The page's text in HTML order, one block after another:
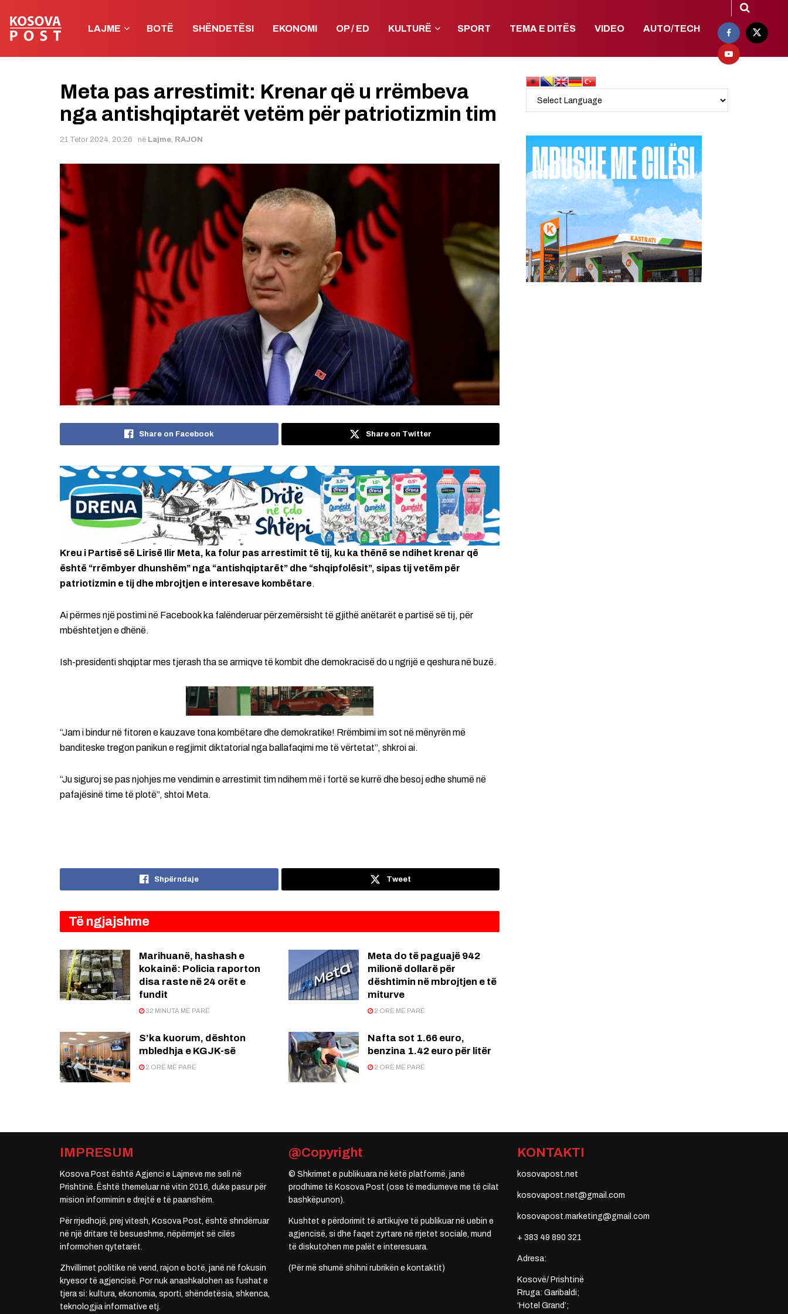
LAJME BOTË SHËNDETËSI EKONOMI OP / ED KULTURË SPORT TEMA E DITËS VIDEO AUTO/TECH
Meta pas arrestimit: Krenar që u rrëmbeva
nga antishqiptarët vetëm për patriotizmin tim
21 Tetor 2024, 20:26 në Lajme, RAJON
Share on Facebook Share on Twitter
Kreu i Partisë së Lirisë Ilir Meta, ka folur pas arrestimit të tij, ku ka thënë se ndihet krenar që
është “rrëmbyer dhunshëm” nga “antishqiptarët” dhe “shqipfolësit”, sipas tij vetëm për
patriotizmin e tij dhe mbrojtjen e interesave kombëtare.
Ai përmes një postimi në Facebook ka falënderuar përzemërsisht të gjithë anëtarët e partisë së tij, për
mbështetjen e dhënë.
Ish-presidenti shqiptar mes tjerash tha se armiqve të kombit dhe demokracisë do u ngrijë e qeshura në buzë.
“Jam i bindur në fitoren e kauzave tona kombëtare dhe demokratike! Rrëmbimi im sot në mënyrën më
banditeske tregon panikun e regjimit diktatorial nga ballafaqimi me të vërtetat”, shkroi ai.
“Ju siguroj se pas njohjes me vendimin e arrestimit tim ndihem më i fortë se kurrë dhe besoj edhe shumë në
pafajësinë time të plotë”, shtoi Meta.
Shpërndaje Tweet
Të ngjajshme
Marihuanë, hashash e
kokainë: Policia raporton
disa raste në 24 orët e
fundit
32 MINUTA MË PARË
Meta do të paguajë 942
milionë dollarë për
dështimin në mbrojtjen e të
miturve
2 ORË MË PARË
S’ka kuorum, dështon
mbledhja e KGJK-së
2 ORË MË PARË
Nafta sot 1.66 euro,
benzina 1.42 euro për litër
2 ORË MË PARË
IMPRESUM
Kosova Post është Agjenci e Lajmeve me seli në
Prishtinë. Është themeluar në vitin 2016, duke pasur për
mision informimin e drejtë e të paanshëm.
Për rrjedhojë, prej vitesh, Kosova Post, është shndërruar
në një dritare të besueshme, nëpërmjet së cilës
informohen qytetarët.
Zhvillimet politike në vend, rajon e botë, janë në fokusin
kryesor të agjencisë. Por nuk anashkalohen as fushat e
tjera si: kultura, ekonomia, sporti, shëndetësia, shkenca,
teknologjia informative etj.
@Copyright
© Shkrimet e publikuara në këtë platformë, janë
prodhime të Kosova Post (ose të mediumeve me të cilat
bashkëpunon).
Kushtet e përdorimit të artikujve të publikuar në uebin e
agjencisë, si dhe faqet zyrtare në rrjetet sociale, mund
të diskutohen me palët e interesuara.
(Për më shumë shihni rubrikën e kontaktit)
KONTAKTI
kosovapost.net
kosovapost.net@gmail.com
kosovapost.marketing@gmail.com
+ 383 49 890 321
Adresa:
Kosovë/ Prishtinë
Rruga: Garibaldi;
‘Hotel Grand’;